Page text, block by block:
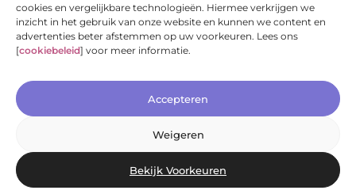
cookies en vergelijkbare technologieën. Hiermee verkrijgen we
inzicht in het gebruik van onze website en kunnen we content en
advertenties beter afstemmen op uw voorkeuren. Lees ons
[cookiebeleid] voor meer informatie.
Accepteren
Weigeren
Bekijk Voorkeuren
Onze informatie
@2025 www.sequoiahoeve.nl. All Right Reserved.
Website index Cookiebeleid (EU)